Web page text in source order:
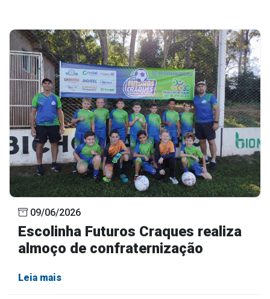
09/06/2026
Escolinha Futuros Craques realiza
almoço de confraternização
Leia mais